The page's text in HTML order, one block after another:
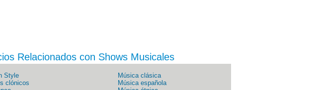
Relacionados con Shows Musicales
Style
clónicos
Música clásica
Música española